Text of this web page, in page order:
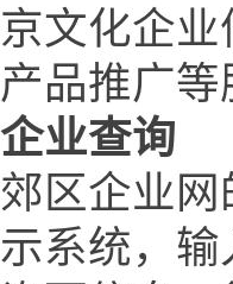
京文化企
产品推广
企业查询
郊区企业
示系统，